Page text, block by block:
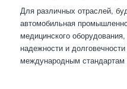
Для различных отраслей,
автомобильная
медицинского
надежности и
международным стандартам